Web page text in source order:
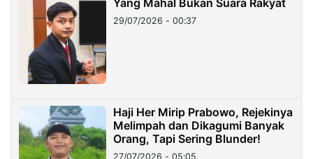
Yang Mahal Bukan Suara Rakyat
29/07/2026 - 00:37
Haji Her Mirip Prabowo, Rejekinya
Melimpah dan Dikagumi Banyak
Orang, Tapi Sering Blunder!
27/07/2026 - 05:05